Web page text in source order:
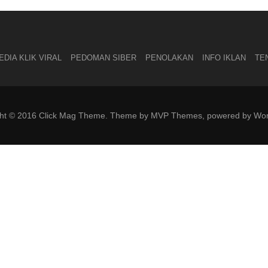
KLIK VIRAL PEDOMAN SIBER PENOLAKAN INFO IKLAN
© 2016 Click Mag Theme. Theme by MVP Themes, powered by